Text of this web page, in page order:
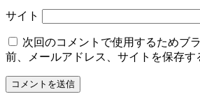
サイト
次回のコメントで使用するためブ
前、メールアドレス、サイトを保存す